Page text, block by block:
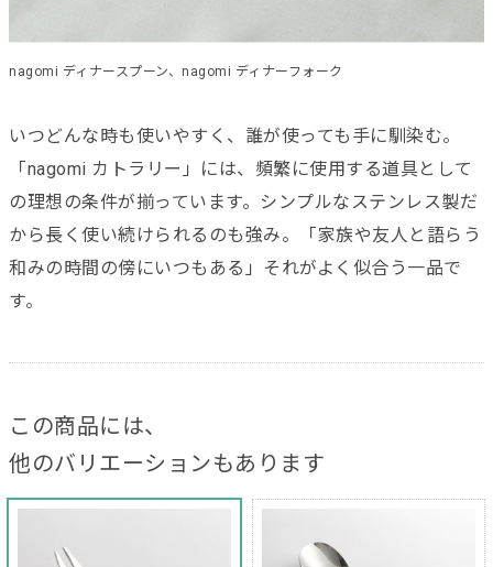
nagomi ディナースプーン、nagomi ディナーフォーク
いつどんな時も使いやすく、誰が使っても手に馴染む。
「nagomi カトラリー」には、頻繁に使用する道具として
の理想の条件が揃っています。シンプルなステンレス製だ
から長く使い続けられるのも強み。「家族や友人と語らう
和みの時間の傍にいつもある」それがよく似合う一品で
す。
この商品には、
他のバリエーションもあります